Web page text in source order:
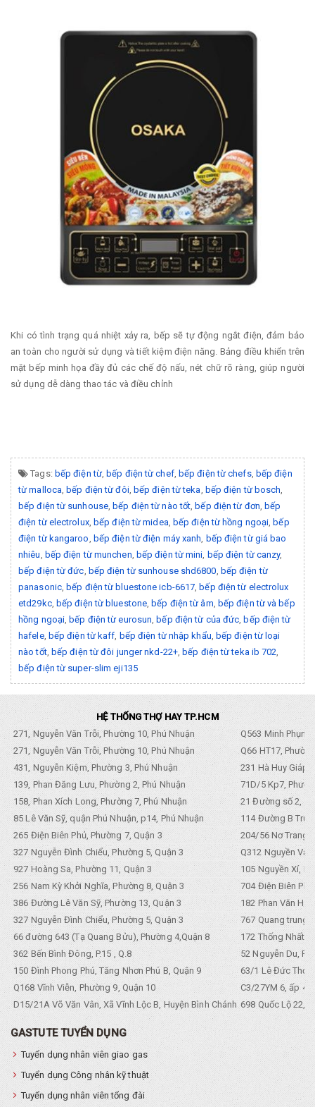
Khi có tình trạng quá nhiệt xảy ra, bếp sẽ tự động ngắt điện, đảm bảo
an toàn cho người sử dụng và tiết kiệm điện năng. Bảng điều khiển trên
mặt bếp minh họa đầy đủ các chế độ nấu, nét chữ rõ ràng, giúp người
sử dụng dễ dàng thao tác và điều chỉnh
Tags: bếp điện từ,bếp điện từ chef, bếp điện từ chefs, bếp điện
từ malloca ,bếp điện từ đôi, bếp điện từ teka bếp điện từ bosch
bếp điện từ sunhouse ,bếp điện từ nào tốt ,bếp điện từ đơn ,bếp
điện từ electrolux,bếp điện từ midea bếp điện từ hồng ngoại ,bếp
điện từ kangaroo bếp điện từ điện máy xanh bếp điện từ giá bao
nhiêu bếp điện từ munchen bếp điện từ mini bếp điện từ canzy,
bếp điện từ đức bếp điện từ sunhouse shd6800 bếp điện từ
panasonic,bếp điện từ bluestone icb-6617 ,bếp điện từ electrolux
etd29kc, bếp điện từ bluestone ,bếp điện từ âm bếp điện từ và bếp
hồng ngoại ,bếp điện từ eurosun ,bếp điện từ của đức ,bếp điện từ
hafele, bếp điện từ kaff bếp điện từ nhập khẩu bếp điện từ loại
nào tốt, bếp điện từ đôi junger nkd-22+,bếp điện từ teka ib 702
bếp điện từ super-slim eji135
HỆ THỐNG THỢ HAY TP.HCM
271, Nguyễn Văn Trỗi, Phường 10, Phú Nhuận
Q563 Minh
271, Nguyễn Văn Trỗi, Phường 10, Phú Nhuận
Q66 HT17,
431, Nguyễn Kiệm, Phường 3, Phú Nhuận
231 Hà Huy Giáp,
139, Phan Đăng Lưu, Phường 2, Phú Nhuận
71D/5 Kp7,
158, Phan Xích Long, Phường 7, Phú Nhuận
21 Đường số 2,
85 Lê Văn Sỹ, quận Phú Nhuận, p14, Phú Nhuận
114 Đường B
265 Điện Biên Phủ, Phường 7, Quận 3
204/56 Nơ Trang
327 Nguyễn Đình Chiểu, Phường 5, Quận 3
Q312 Nguyền
927 Hoàng Sa, Phường 11, Quận 3
105 Nguyền Xí,
256 Nam Kỳ Khởi Nghĩa, Phường 8, Quận 3
704 Điện Biên
386 Đường Lê Văn Sỹ, Phường 13, Quận 3
182 Phan Văn
327 Nguyễn Đình Chiểu, Phường 5, Quận 3
767 Quang trung,
66 đường 643 (Tạ Quang Bửu), Phường 4,Quận 8
172 Thống Nhất.
362 Bến Bình Đông, P.15 , Q.8
52 Nguyễn Du,
150 Đình Phong Phú, Tăng Nhơn Phú B, Quận 9
63/1 Lê Đức Thọ,
Q168 Vĩnh Viễn, Phường 9, Quận 10
C3/27YM 6, ấp 4,
D15/21A Võ Văn Vân, Xã Vĩnh Lộc B, Huyện Bình Chánh 698 Quốc Lộ 22,
GASTUTE TUYỂN DỤNG
Tuyển dụng nhân viên giao gas
Tuyển dụng Công nhân kỹ thuật
Tuyển dụng nhân viên tổng đài